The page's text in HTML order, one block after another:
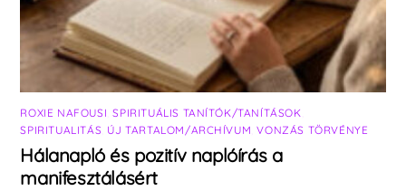
ROXIE NAFOUSI ,SPIRITUÁLIS TANÍTÓK/TANÍTÁSOK
SPIRITUALITÁS ÚJ TARTALOM/ARCHÍVUM ,VONZÁS TÖRVÉNYE
Hálanapló és pozitív naplóírás a
manifesztálásért